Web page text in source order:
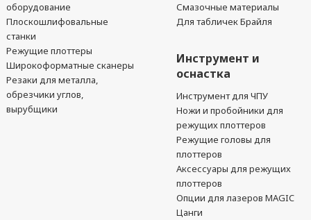
оборудование
Плоскошлифовальные
станки
Режущие плоттеры
Широкоформатные сканеры
Резаки для металла,
обрезчики углов,
вырубщики
Смазочные материалы
Для табличек Брайля
Инструмент и
оснастка
Инструмент для ЧПУ
Ножи и пробойники для
режущих плоттеров
Режущие головы для
плоттеров
Аксессуары для режущих
плоттеров
Опции для лазеров MAGIC
Цанги